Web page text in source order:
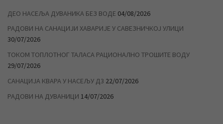
ДЕО НАСЕЉА ДУВАНИКА БЕЗ ВОДЕ 04/08/2026
РАДОВИ НА САНАЦИЈИ ХАВАРИЈЕ У САВЕЗНИЧКОЈ УЛИЦИ
30/07/2026
ТОКОМ ТОПЛОТНОГ ТАЛАСА РАЦИОНАЛНО ТРОШИТЕ ВОДУ
29/07/2026
САНАЦИЈА КВАРА У НАСЕЉУ Д3 22/07/2026
РАДОВИ НА ДУВАНИЦИ 14/07/2026